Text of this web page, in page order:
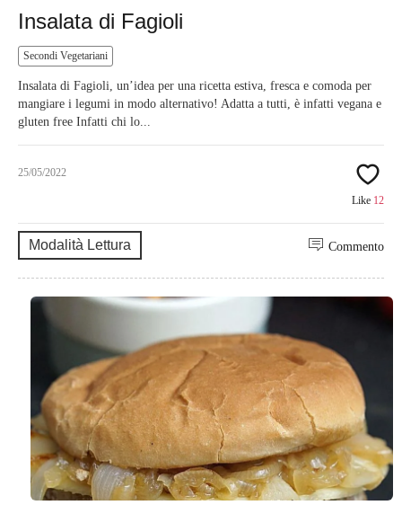
Insalata di Fagioli
Secondi Vegetariani
Insalata di Fagioli, un’idea per una ricetta estiva, fresca e comoda per
mangiare i legumi in modo alternativo! Adatta a tutti, è infatti vegana e
gluten free Infatti chi lo...
25/05/2022
Like 12
Modalità Lettura Commento